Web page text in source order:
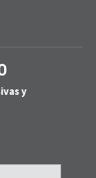
y